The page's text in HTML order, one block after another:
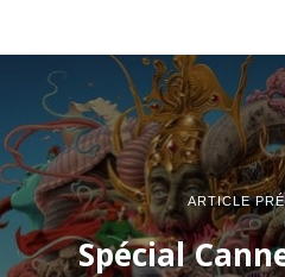
ARTICLE
Spécial